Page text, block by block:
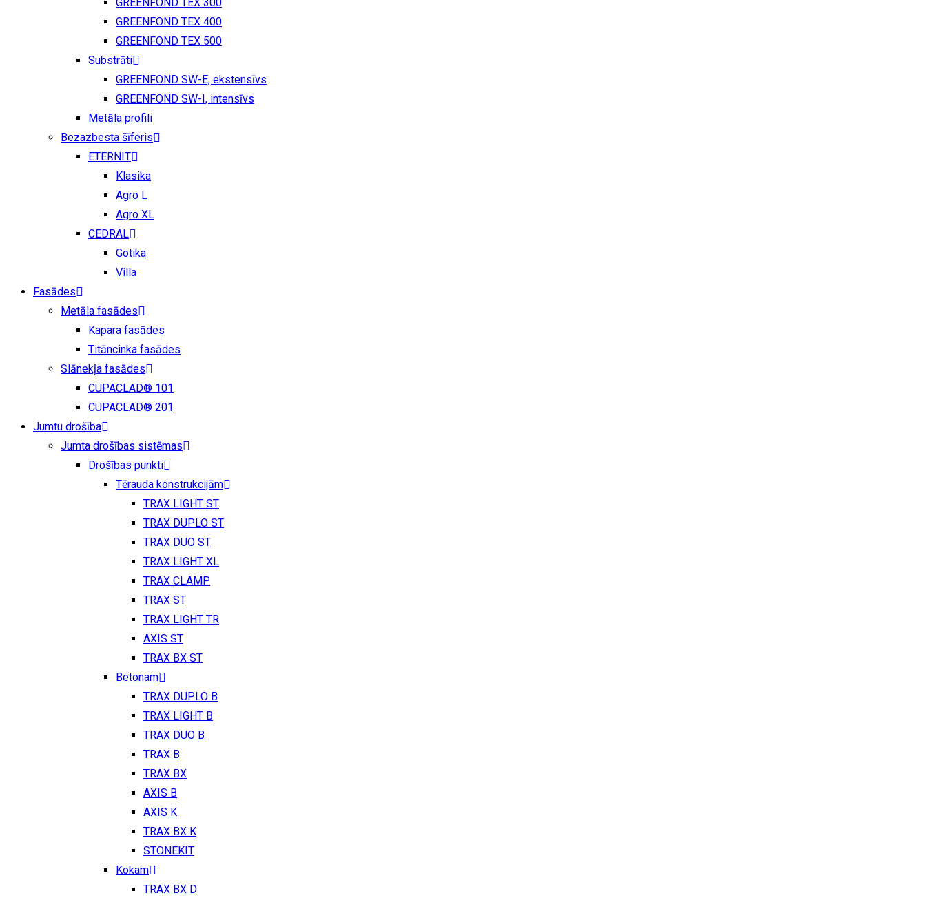
GREENFOND TEX 400
GREENFOND TEX 500
Substrāti
GREENFOND SW-E, ekstensīvs
GREENFOND SW-I, intensīvs
Metāla profili
Bezazbesta šīferis
ETERNIT
Klasika
Agro L
Agro XL
CEDRAL
Gotika
Villa
Fasādes
Metāla fasādes
Kapara fasādes
Titāncinka fasādes
Slānekļa fasādes
CUPACLAD® 101
CUPACLAD® 201
Jumtu drošība
Jumta drošības sistēmas
Drošības punkti
Tērauda konstrukcijām
TRAX LIGHT ST
TRAX DUPLO ST
TRAX DUO ST
TRAX LIGHT XL
TRAX CLAMP
TRAX ST
TRAX LIGHT TR
AXIS ST
TRAX BX ST
Betonam
TRAX DUPLO B
TRAX LIGHT B
TRAX DUO B
TRAX B
TRAX BX
AXIS B
AXIS K
TRAX BX K
STONEKIT
Kokam
TRAX BX D